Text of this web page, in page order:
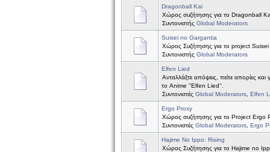
Dragonball Kai
Χώρος συζήτησης για το Dragonball
Συντονιστής Global Moderators
Suisei no Gargantia
Χώρος Συζήτησης για το project
Συντονιστής Global Moderators
Elfen Lied
Ανταλλάξτε απόψεις, πείτε απορίες και
το Anime ''Elfen Lied''.
Συντονιστές Global Moderators Elfen
Ergo Proxy
Χώρος συζήτησης για το Project Ergo
Συντονιστές Global Moderators Ergo
Hajime No Ippo: Rising
Χώρος Συζήτησης για το Hajime no